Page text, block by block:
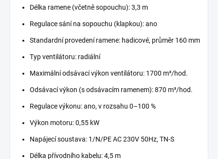
Délka ramene (včetně sopouchu): 3,3 m
Regulace sání na sopouchu (klapkou): ano
Standardní provedení ramene: hadicové, průměr 160 mm
Typ ventilátoru: radiální
Maximální odsávací výkon ventilátoru: 1700 m³/hod.
Odsávací výkon (s odsávacím ramenem): 870 m³/hod.
Regulace výkonu: ano, v rozsahu 0–100 %
Výkon motoru: 0,55 kW
Napájecí soustava: 1/N/PE AC 230V 50Hz, TN-S
Délka přívodního kabelu: 4,5 m